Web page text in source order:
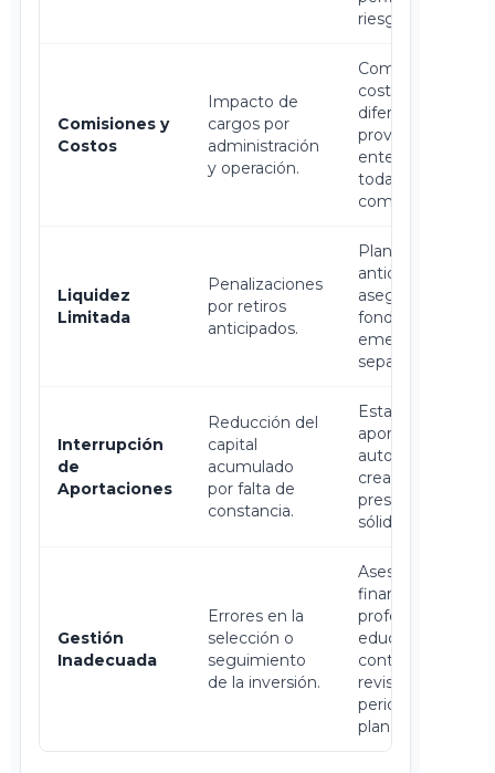
riesgo.
Comisiones y
Costos
Impacto de
cargos por
administración
y operación.
Comparar
costos entre
diferentes
proveedores,
entender
todas las
comisiones.
Liquidez
Limitada
Penalizaciones
por retiros
anticipados.
Planificar con
anticipación,
asegurar un
fondo de
emergencia
separado.
Interrupción
de
Aportaciones
Reducción del
capital
acumulado
por falta de
constancia.
Establecer
aportaciones
automáticas,
crear un
presupuesto
sólido.
Gestión
Inadecuada
Errores en la
selección o
seguimiento
de la inversión.
Asesoría
financiera
profesional,
educación
continua,
revisión
periódica del
plan.